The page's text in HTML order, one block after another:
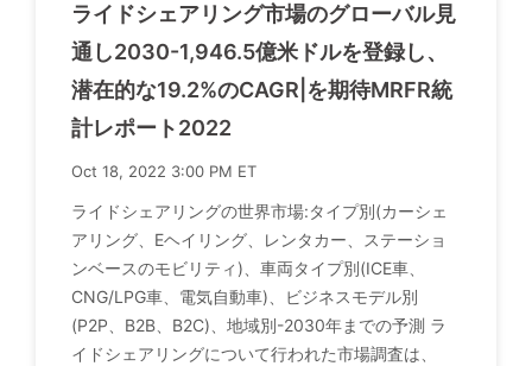
ライドシェアリング市場のグローバル見
通し2030-1,946.5億米ドルを登録し、
潜在的な19.2%のCAGR|を期待MRFR統
計レポート2022
Oct 18, 2022 3:00 PM ET
ライドシェアリングの世界市場:タイプ別(カーシェ
アリング、Eヘイリング、レンタカー、ステーショ
ンベースのモビリティ)、車両タイプ別(ICE車、
CNG/LPG車、電気自動車)、ビジネスモデル別
(P2P、B2B、B2C)、地域別-2030年までの予測 ラ
イドシェアリングについて行われた市場調査は、